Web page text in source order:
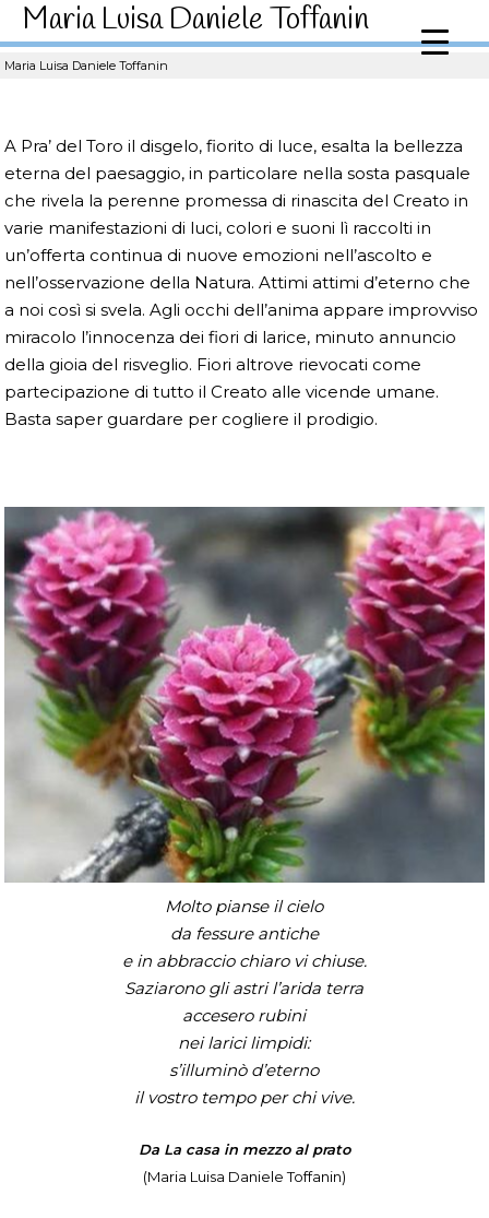
Maria Luisa Daniele Toffanin
Maria Luisa Daniele Toffanin
A Pra’ del Toro il disgelo, fiorito di luce, esalta la bellezza
eterna del paesaggio, in particolare nella sosta pasquale
che rivela la perenne promessa di rinascita del Creato in
varie manifestazioni di luci, colori e suoni lì raccolti in
un’offerta continua di nuove emozioni nell’ascolto e
nell’osservazione della Natura. Attimi attimi d’eterno che
a noi così si svela. Agli occhi dell’anima appare improvviso
miracolo l’innocenza dei fiori di larice, minuto annuncio
della gioia del risveglio. Fiori altrove rievocati come
partecipazione di tutto il Creato alle vicende umane.
Basta saper guardare per cogliere il prodigio.
Molto pianse il cielo
da fessure antiche
e in abbraccio chiaro vi chiuse.
Saziarono gli astri l’arida terra
accesero rubini
nei larici limpidi:
s’illuminò d’eterno
il vostro tempo per chi vive.
Da La casa in mezzo al prato
(Maria Luisa Daniele Toffanin)